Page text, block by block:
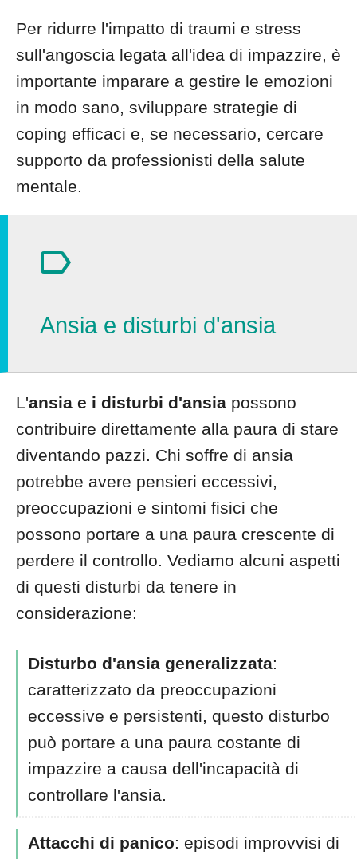
Per ridurre l'impatto di traumi e stress
sull'angoscia legata all'idea di impazzire, è
importante imparare a gestire le emozioni
in modo sano, sviluppare strategie di
coping efficaci e, se necessario, cercare
supporto da professionisti della salute
mentale.
Ansia e disturbi d'ansia
L'ansia e i disturbi d'ansia possono
contribuire direttamente alla paura di stare
diventando pazzi. Chi soffre di ansia
potrebbe avere pensieri eccessivi,
preoccupazioni e sintomi fisici che
possono portare a una paura crescente di
perdere il controllo. Vediamo alcuni aspetti
di questi disturbi da tenere in
considerazione:
Disturbo d'ansia generalizzata:
caratterizzato da preoccupazioni
eccessive e persistenti, questo disturbo
può portare a una paura costante di
impazzire a causa dell'incapacità di
controllare l'ansia.
Attacchi di panico: episodi improvvisi di